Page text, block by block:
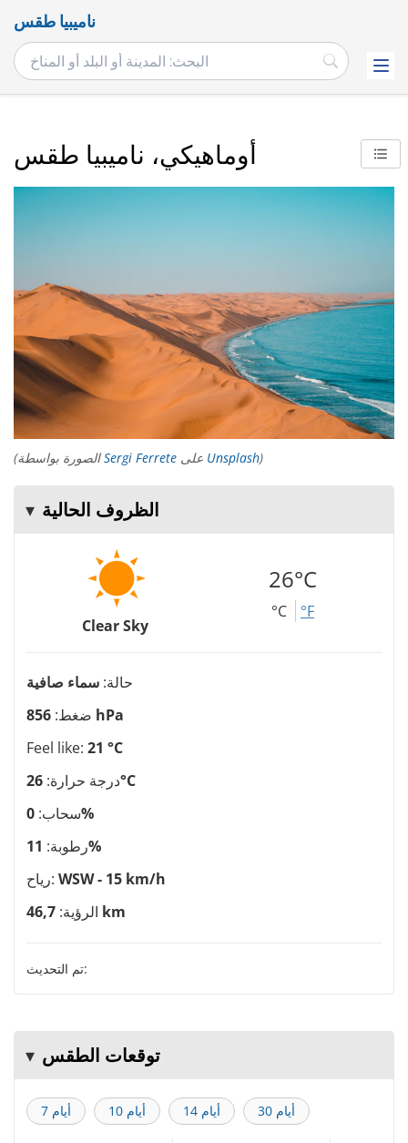
ناميبيا طقس
أوماهيكي، ناميبيا طقس
(الصورة بواسطةSergi Ferrete Unsplash)
الظروف الحالية
Clear Sky
26°C
°C °F
حالة: سماء صافية
ضغط: 856 hPa
Feel like: 21 °C
درجة حرارة:26°C
سحاب:0%
رطوبة:11%
رياح: WSW - 15 km/h
الرؤية: 46,7 km
تم التحديث:
توقعات الطقس
7 أيام 10 أيام 14 أيام 30 أيام